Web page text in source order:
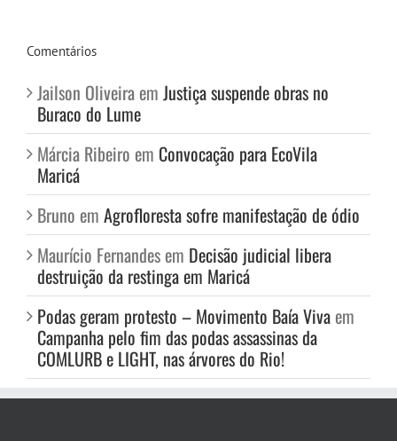
Comentários
Jailson Oliveira em Justiça suspende obras no
Buraco do Lume
Márcia Ribeiro em Convocação para EcoVila
Maricá
Bruno em Agrofloresta sofre manifestação de ódio
Maurício Fernandes em Decisão judicial libera
destruição da restinga em Maricá
Podas geram protesto – Movimento Baía Viva em
Campanha pelo fim das podas assassinas da
COMLURB e LIGHT, nas árvores do Rio!